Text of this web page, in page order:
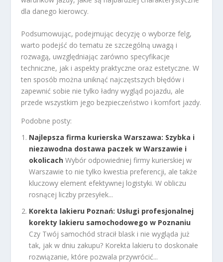
dla danego kierowcy.
Podsumowując, podejmując decyzję o wyborze felg,
warto podejść do tematu ze szczególną uwagą i
rozwagą, uwzględniając zarówno specyfikacje
techniczne, jak i aspekty praktyczne oraz estetyczne. W
ten sposób można uniknąć najczęstszych błędów i
zapewnić sobie nie tylko ładny wygląd pojazdu, ale
przede wszystkim jego bezpieczeństwo i komfort jazdy.
Podobne posty:
Najlepsza firma kurierska Warszawa: Szybka i
niezawodna dostawa paczek w Warszawie i
okolicach Wybór odpowiedniej firmy kurierskiej w
Warszawie to nie tylko kwestia preferencji, ale także
kluczowy element efektywnej logistyki. W obliczu
rosnącej liczby przesyłek...
Korekta lakieru Poznań: Usługi profesjonalnej
korekty lakieru samochodowego w Poznaniu
Czy Twój samochód stracił blask i nie wygląda już
tak, jak w dniu zakupu? Korekta lakieru to doskonałe
rozwiązanie, które pozwala przywrócić...